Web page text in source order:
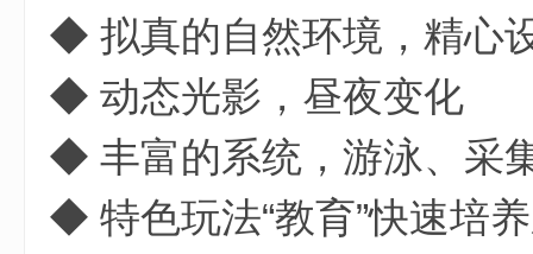
◆ 拟真的自然环境，精心
◆ 动态光影，昼夜变化
◆ 丰富的系统，游泳、采
◆ 特色玩法“教育”快速培